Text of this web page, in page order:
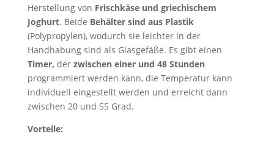
Herstellung von Frischkäse und griechischem
Joghurt. Beide Behälter sind aus Plastik
(Polypropylen), wodurch sie leichter in der
Handhabung sind als Glasgefäße. Es gibt einen
Timer, der zwischen einer und 48 Stunden
programmiert werden kann, die Temperatur kann
individuell eingestellt werden und erreicht dann
zwischen 20 und 55 Grad.
Vorteile: